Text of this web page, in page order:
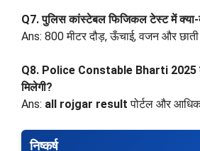
Q7. पुलिस कांस्टेबल फिजिकल टेस्ट में क्या-
Ans: 800 मीटर दौड़, ऊँचाई, वजन और छाती
Q8. Police Constable Bharti 2025
मिलेगी?
Ans: all rojgar result पोर्टल और
निष्कर्ष